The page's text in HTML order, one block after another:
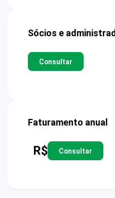
Sócios e
Consultar
Faturamento anual
R$ Consultar